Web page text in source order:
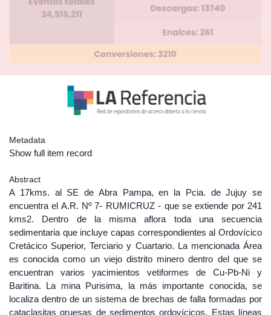
Metadata
Show full item record
Abstract
A 17kms. al SE de Abra Pampa, en la Pcia. de Jujuy se
encuentra el A.R. Nº 7- RUMICRUZ - que se extiende por 241
kms2. Dentro de la misma aflora toda una secuencia
sedimentaria que incluye capas correspondientes al Ordovícico
Cretácico Superior, Terciario y Cuartario. La mencionada Área
es conocida como un viejo distrito minero dentro del que se
encuentran varios yacimientos vetiformes de Cu-Pb-Ni y
Baritina. La mina Purisima, la más importante conocida, se
localiza dentro de un sistema de brechas de falla formadas por
cataclasitas gruesas de sedimentos ordovícicos. Estas líneas